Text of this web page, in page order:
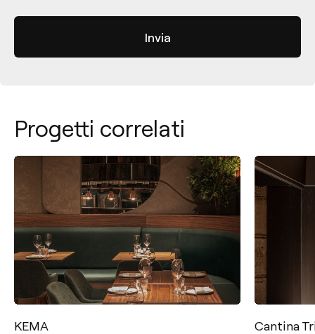
Progetti correlati
Cantina Tritium Merkato